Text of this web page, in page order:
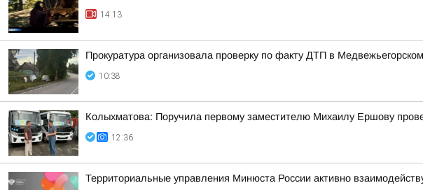
14:13
Прокуратура организовала проверку по факту ДТП в
10:38
Колыхматова: Поручила первому заместителю Михаилу Ершову
12:36
Территориальные управления Минюста России активно